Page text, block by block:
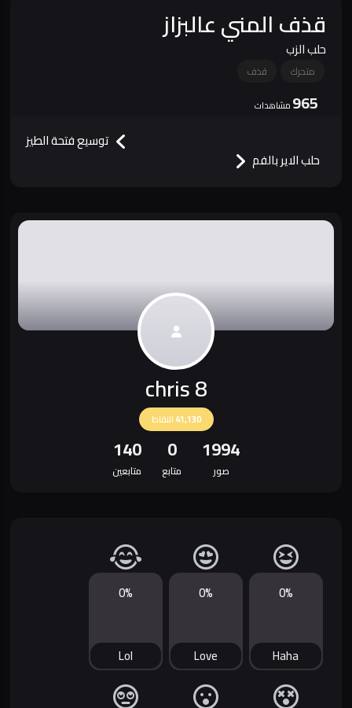
قذف المني عالبزاز
حلب الزب
متحرك قذف
965 مشاهدات
توسيع فتحة الطيز
حلب الاير بالفم
chris 8
41,130 النقاط
1994
صور
0
متابع
140
متابعين
0%
Haha
0%
Love
0%
Lol